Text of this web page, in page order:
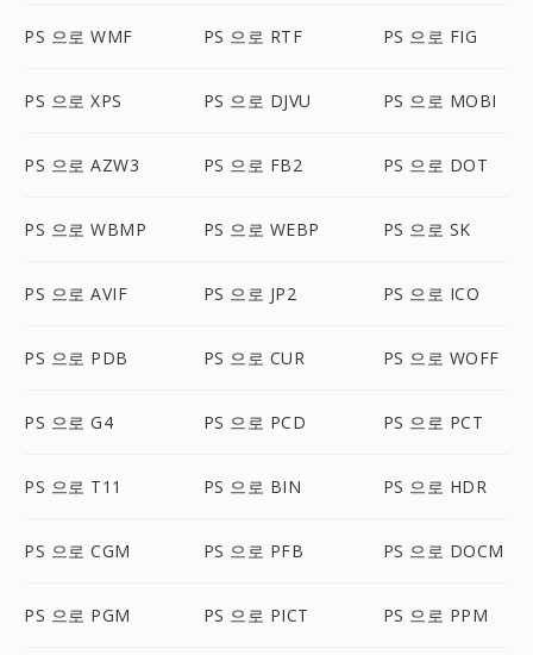
PS 으로 WMF PS 으로 RTF PS 으로 FIG
PS 으로 XPS PS 으로 DJVU PS 으로 MOBI
PS 으로 AZW3 PS 으로 FB2 PS 으로 DOT
PS 으로 WBMP PS 으로 WEBP PS 으로 SK
PS 으로 AVIF PS 으로 JP2 PS 으로 ICO
PS 으로 PDB PS 으로 CUR PS 으로 WOFF
PS 으로 G4 PS 으로 PCD PS 으로 PCT
PS 으로 T11 PS 으로 BIN PS 으로 HDR
PS 으로 CGM PS 으로 PFB PS 으로 DOCM
PS 으로 PGM PS 으로 PICT PS 으로 PPM